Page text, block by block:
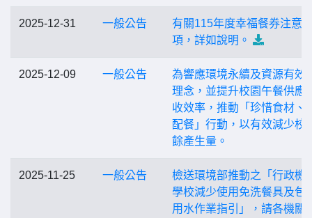
2025-12-31 一般公告
有關115年度幸福餐券注意
項，詳如說明。
2025-12-09 一般公告
為響應環境永續及資源有效
理念，並提升校園午餐供應
收效率，推動「珍惜食材、
配餐」行動，以有效減少校
餘產生量。
2025-11-25 一般公告
檢送環境部推動之「行政機
學校減少使用免洗餐具及包
用水作業指引」，請各機關